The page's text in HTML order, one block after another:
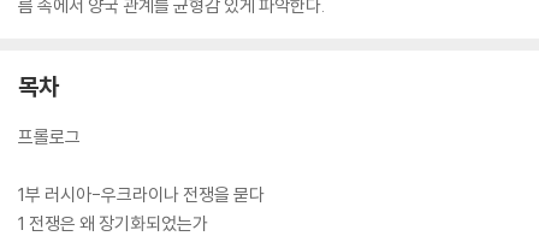
름 속에서 양국 관계를 균형감 있게 파악한다.
목차
프롤로그
1부 러시아-우크라이나 전쟁을 묻다
1 전쟁은 왜 장기화되었는가